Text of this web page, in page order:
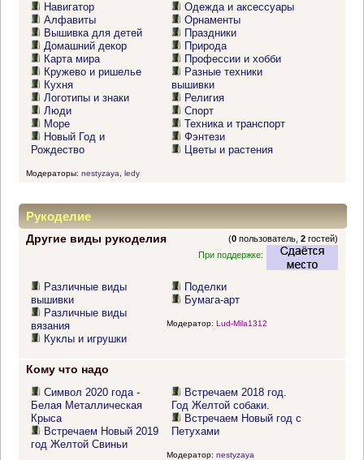
Навигатор
Алфавиты
Вышивка для детей
Домашний декор
Карта мира
Кружево и ришелье
Кухня
Логотипы и знаки
Люди
Море
Новый Год и
Рождество
Одежда и аксессуары
Орнаменты
Праздники
Природа
Профессии и хобби
Разные техники
вышивки
Религия
Спорт
Техника и транспорт
Фэнтези
Цветы и растения
Модераторы: nestyzaya ledy
Рукоделие
Другие виды рукоделия (0 пользователь,2 гостей)
При поддержке:
Различные виды
вышивки
Различные виды
вязания
Куклы и игрушки
Поделки
Бумага-арт
Модератор: Lud-Mila1312
Кому что надо
Символ 2020 года -
Белая Металлическая
Крыса
Встречаем Новый 2019
год Желтой Свиньи
Встречаем 2018 год.
Год Желтой собаки.
Встречаем Новый год с
Петухами
Модератор: nestyzaya